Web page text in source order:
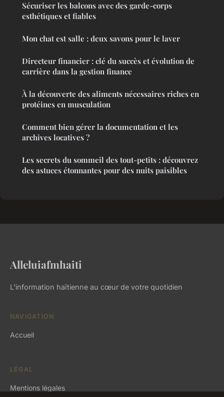
Sécuriser les balcons avec des garde-corps
esthétiques et fiables
Mon chat est salle : deux savons pour le laver
Directeur financier : clé du succès et évolution de
carrière dans la gestion finance
À la découverte des aliments nécessaires riches en
protéines en musculation
Comment bien gérer la documentation et les
archives locatives ?
Les secrets du sommeil des tout-petits : découvrez
des astuces étonnantes pour des nuits paisibles
Alleluiafmhaiti
L'information haïtienne au cœur de votre quotidien
NAVIGATION
Accueil
LÉGAL
Mentions légales